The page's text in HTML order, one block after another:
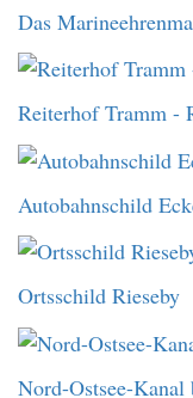
Das
Reiterhof Tramm -
Autobahnschild
Ortsschild Rieseby
Nord-Ostsee-Kanal